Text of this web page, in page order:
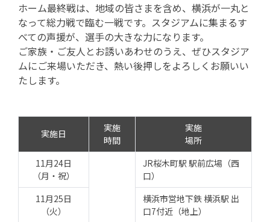
ホーム最終戦は、地域の皆さまを含め、横浜が一丸と
なって総力戦で臨む一戦です。スタジアムに集まるす
べての声援が、選手の大きな力になります。
ご家族・ご友人とお誘いあわせのうえ、ぜひスタジア
ムにご来場いただき、熱い後押しをよろしくお願いい
たします。
実施日
実施
時間
実施
場所
11月24日
（月・祝）
JR桜木町駅 駅前広場（西
口）
11月25日
（火）
横浜市営地下鉄 横浜駅 出
口7付近（地上）